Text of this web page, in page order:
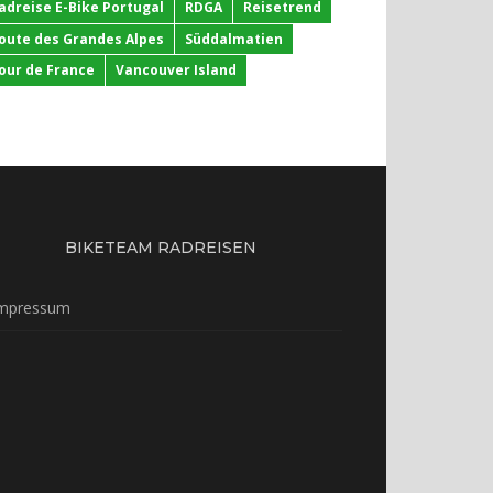
E-Bike Portugal
RDGA
Reisetrend
des Grandes Alpes
Süddalmatien
de France
Vancouver Island
BIKETEAM RADREISEN